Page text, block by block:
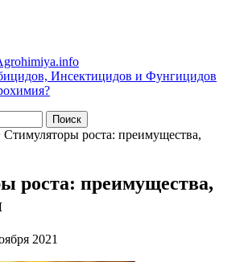
Инсектицидов и Фунгицидов
Стимуляторы роста: преимущества,
роста: преимущества,
2021